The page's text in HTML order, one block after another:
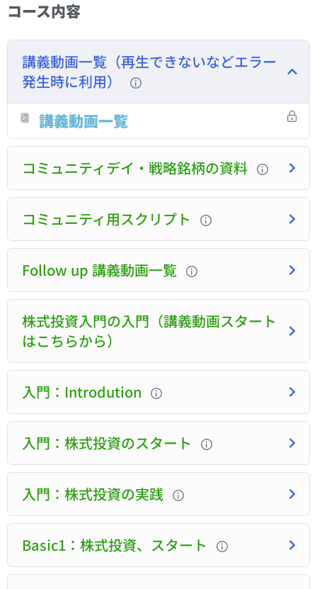
コース内容
講義動画一覧（再生できないなどエラー
発生時に利用）
講義動画一覧
コミュニティデイ・戦略銘柄の資料
コミュニティ用スクリプト
Follow up 講義動画一覧
株式投資入門の入門（講義動画スタート
はこちらから）
入門：Introdution
入門：株式投資のスタート
入門：株式投資の実践
Basic1：株式投資、スタート